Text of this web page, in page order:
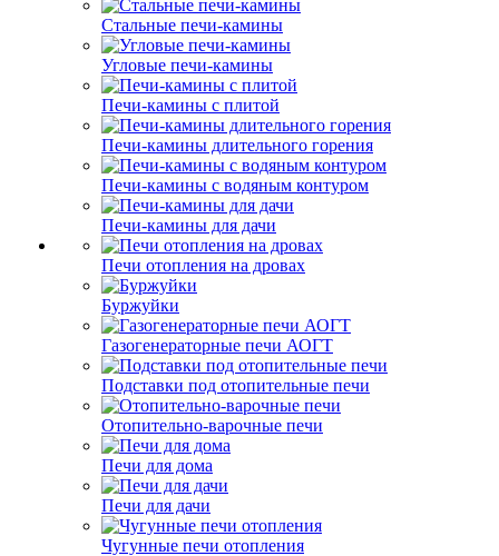
Стальные печи-камины
Угловые печи-камины
Печи-камины с плитой
Печи-камины длительного горения
Печи-камины с водяным контуром
Печи-камины для дачи
Печи отопления на дровах
Буржуйки
Газогенераторные печи АОГТ
Подставки под отопительные печи
Отопительно-варочные печи
Печи для дома
Печи для дачи
Чугунные печи отопления